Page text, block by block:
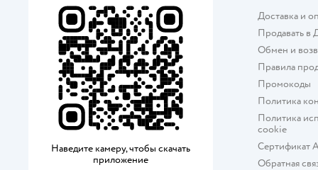
EstaBella
Famosa
Fancy
Fancy DOLLS
FORMA
Наведите камеру, чтобы скачать
приложение
Доставка и
Продавать в
Обмен и
Правила
Промокоды
Политика
Политика
cookie
Сертификат
Обратная